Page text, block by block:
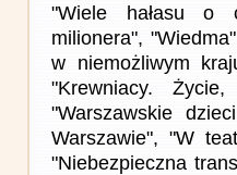
"Wiele hałasu o
milionera",
w niemożliwym
"Krewniacy.
"Warszawskie
Warszawie", "W
"Niebezpieczna